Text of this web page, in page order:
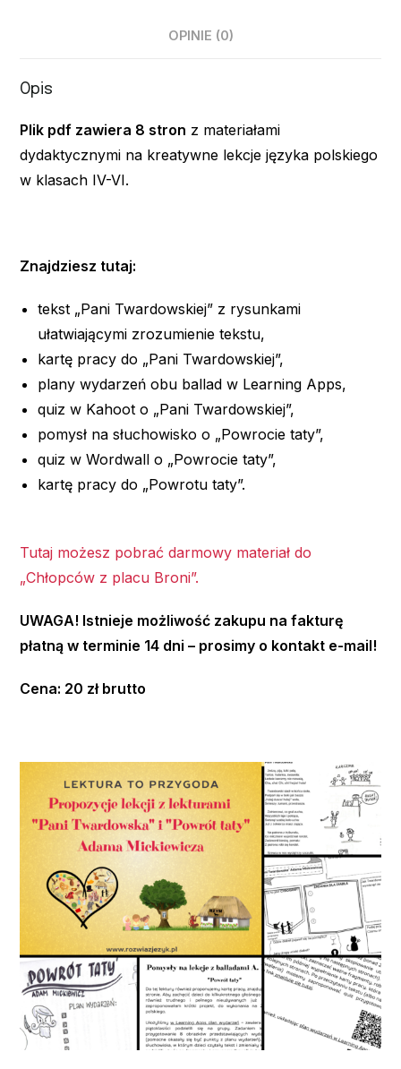
OPINIE (0)
Opis
Plik pdf zawiera 8 stron z materiałami
dydaktycznymi na kreatywne lekcje języka polskiego
w klasach IV-VI.
Znajdziesz tutaj:
tekst „Pani Twardowskiej” z rysunkami
ułatwiającymi zrozumienie tekstu,
kartę pracy do „Pani Twardowskiej”,
plany wydarzeń obu ballad w Learning Apps,
quiz w Kahoot o „Pani Twardowskiej”,
pomysł na słuchowisko o „Powrocie taty”,
quiz w Wordwall o „Powrocie taty”,
kartę pracy do „Powrotu taty”.
Tutaj możesz pobrać darmowy materiał do
„Chłopców z placu Broni”.
UWAGA! Istnieje możliwość zakupu na fakturę
płatną w terminie 14 dni – prosimy o kontakt e-mail!
Cena: 20 zł brutto